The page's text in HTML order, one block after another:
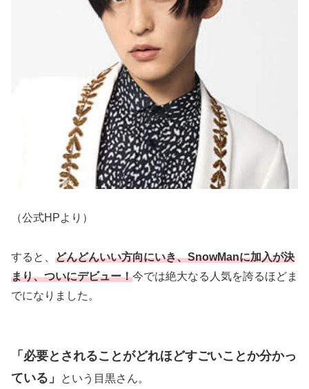
（公式HPより）
すると、 どんどんいい方向にいき、SnowManに加入が決
まり、ついにデビュー！今では絶大なる人気を誇るほどま
でになりました。
「必要とされることがどれほどすごいことか分かっ
ている」
という目黒さん。